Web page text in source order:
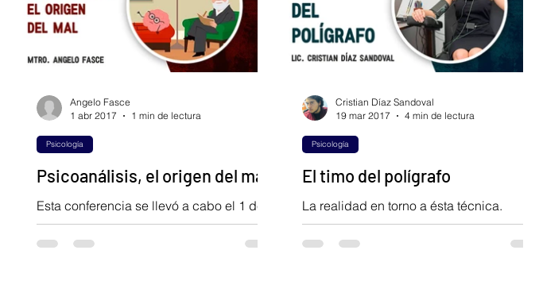
Psicoanálisis, el origen del mal
Esta conferencia se llevó a cabo el 1 de
abril de 2017, donde el ponente, el Mtro.
Angelo Fasce, Doctorando en filosofía de
Psicología
Angelo Fasce
1 abr 2017
1 min de lectura
El timo del polígrafo
La realidad en torno a ésta técnica.
Psicología
Cristian Díaz Sandoval
19 mar 2017
4 min de lectura